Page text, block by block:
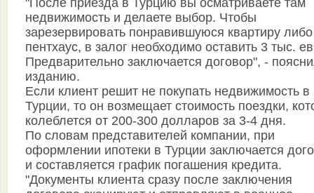
"После приезда в Турцию вы осматриваете там
недвижимость и делаете выбор. Чтобы
зарезервировать понравившуюся квартиру либо
пентхаус, в залог необходимо оставить 3 тыс.
Предварительно заключается договор", -
изданию.
Если клиент решит не покупать недвижимость в
Турции, то он возмещает стоимость поездки,
колеблется от 200-300 долларов за 3-4 дня.
По словам представителей компании, при
оформлении ипотеки в Турции заключается
и составляется график погашения кредита.
"Документы клиента сразу после заключения